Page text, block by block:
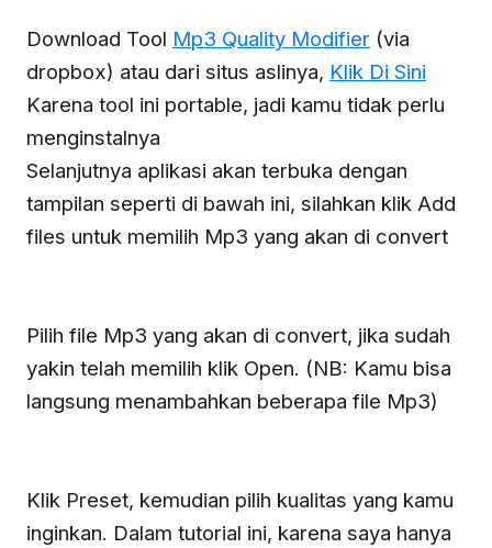
Download Tool Mp3 Quality Modifier (via
dropbox) atau dari situs aslinya, Klik Di Sini
Karena tool ini portable, jadi kamu tidak perlu
menginstalnya
Selanjutnya aplikasi akan terbuka dengan
tampilan seperti di bawah ini, silahkan klik Add
files untuk memilih Mp3 yang akan di convert
Pilih file Mp3 yang akan di convert, jika sudah
yakin telah memilih klik Open. (NB: Kamu bisa
langsung menambahkan beberapa file Mp3)
Klik Preset, kemudian pilih kualitas yang kamu
inginkan. Dalam tutorial ini, karena saya hanya